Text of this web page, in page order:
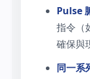
Pulse
指令（
確保與
同一系